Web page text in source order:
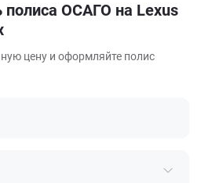
полиса ОСАГО на Lexus
цену и оформляйте полис